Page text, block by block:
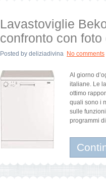
Lavastoviglie
confronto con foto
Posted by deliziadivina No comments
Al giorno
italiane. Le
ottimo
quali sono i
sulle
programmi di